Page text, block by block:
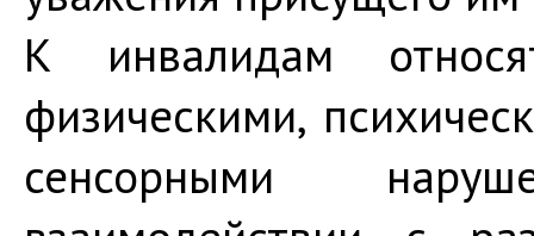
К инвалидам
физическими,
сенсорными